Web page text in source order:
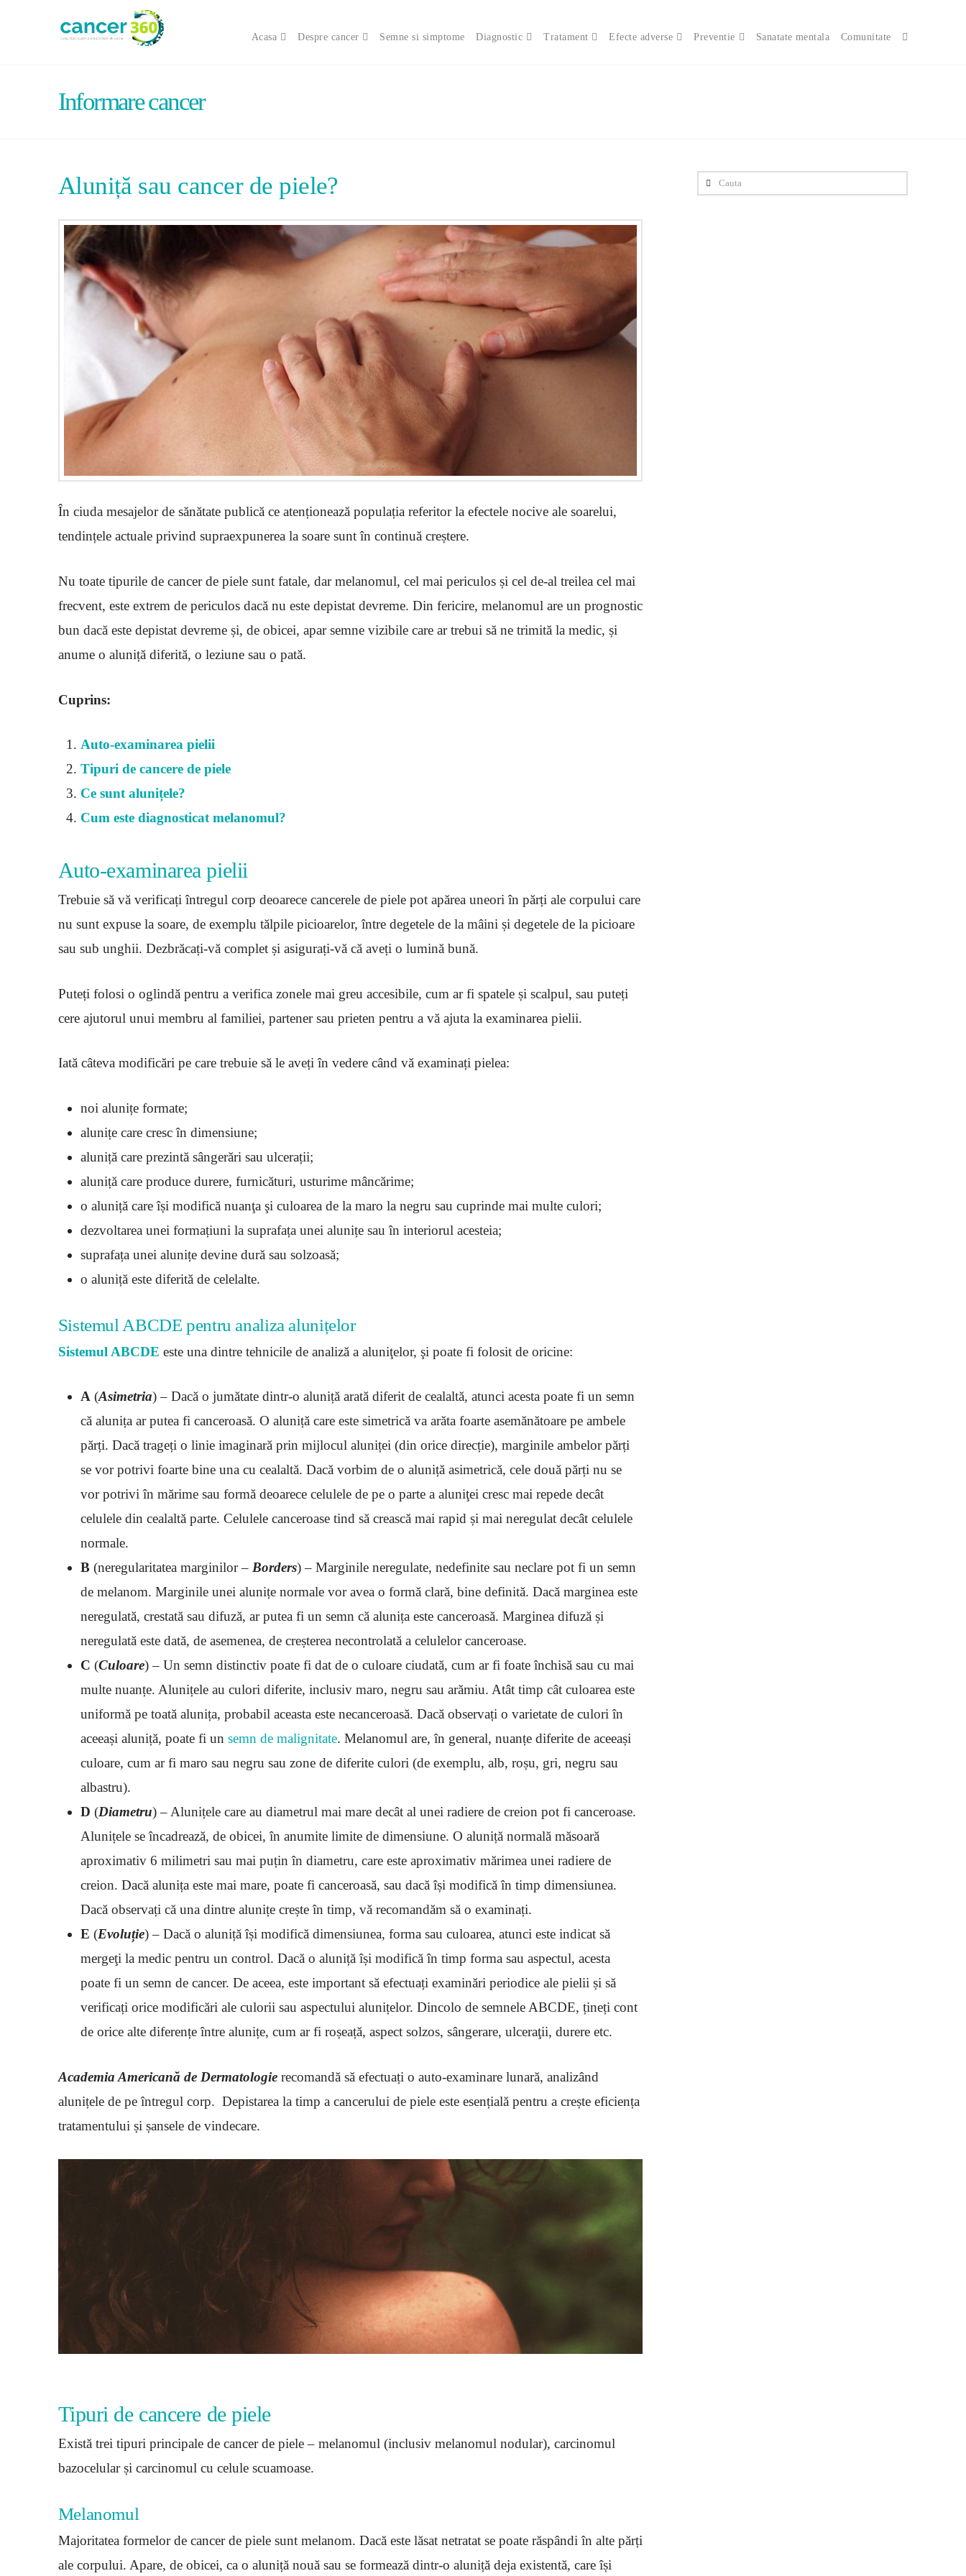
Acasa Despre cancer Semne si simptome Diagnostic Tratament Efecte adverse Preventie Sanatate mentala Comunitate
Informare cancer
Aluniță sau cancer de piele?
În ciuda mesajelor de sănătate publică ce atenționează populația referitor la efectele nocive ale soarelui,
tendințele actuale privind supraexpunerea la soare sunt în continuă creștere.
Nu toate tipurile de cancer de piele sunt fatale, dar melanomul, cel mai periculos și cel de-al treilea cel mai
frecvent, este extrem de periculos dacă nu este depistat devreme. Din fericire, melanomul are un prognostic
bun dacă este depistat devreme și, de obicei, apar semne vizibile care ar trebui să ne trimită la medic, și
anume o aluniță diferită, o leziune sau o pată.
Cuprins:
Auto-examinarea pielii
Tipuri de cancere de piele
Ce sunt alunițele?
Cum este diagnosticat melanomul?
Auto-examinarea pielii
Trebuie să vă verificați întregul corp deoarece cancerele de piele pot apărea uneori în părți ale corpului care
nu sunt expuse la soare, de exemplu tălpile picioarelor, între degetele de la mâini și degetele de la picioare
sau sub unghii. Dezbrăcați-vă complet și asigurați-vă că aveți o lumină bună.
Puteți folosi o oglindă pentru a verifica zonele mai greu accesibile, cum ar fi spatele și scalpul, sau puteți
cere ajutorul unui membru al familiei, partener sau prieten pentru a vă ajuta la examinarea pielii.
Iată câteva modificări pe care trebuie să le aveți în vedere când vă examinați pielea:
noi alunițe formate;
alunițe care cresc în dimensiune;
aluniță care prezintă sângerări sau ulcerații;
aluniță care produce durere, furnicături, usturime mâncărime;
o aluniță care își modifică nuanţa şi culoarea de la maro la negru sau cuprinde mai multe culori;
dezvoltarea unei formațiuni la suprafața unei alunițe sau în interiorul acesteia;
suprafața unei alunițe devine dură sau solzoasă;
o aluniță este diferită de celelalte.
Sistemul ABCDE pentru analiza alunițelor
Sistemul ABCDE este una dintre tehnicile de analiză a aluniţelor, şi poate fi folosit de oricine:
A (Asimetria) – Dacă o jumătate dintr-o aluniță arată diferit de cealaltă, atunci acesta poate fi un semn
că alunița ar putea fi canceroasă. O aluniță care este simetrică va arăta foarte asemănătoare pe ambele
părți. Dacă trageți o linie imaginară prin mijlocul aluniței (din orice direcție), marginile ambelor părți
se vor potrivi foarte bine una cu cealaltă. Dacă vorbim de o aluniță asimetrică, cele două părți nu se
vor potrivi în mărime sau formă deoarece celulele de pe o parte a aluniţei cresc mai repede decât
celulele din cealaltă parte. Celulele canceroase tind să crească mai rapid și mai neregulat decât celulele
normale.
B (neregularitatea marginilor –Borders) – Marginile neregulate, nedefinite sau neclare pot fi un semn
de melanom. Marginile unei alunițe normale vor avea o formă clară, bine definită. Dacă marginea este
neregulată, crestată sau difuză, ar putea fi un semn că alunița este canceroasă. Marginea difuză și
neregulată este dată, de asemenea, de creșterea necontrolată a celulelor canceroase.
C (Culoare) – Un semn distinctiv poate fi dat de o culoare ciudată, cum ar fi foate închisă sau cu mai
multe nuanțe. Alunițele au culori diferite, inclusiv maro, negru sau arămiu. Atât timp cât culoarea este
uniformă pe toată alunița, probabil aceasta este necanceroasă. Dacă observați o varietate de culori în
aceeași aluniță, poate fi unsemn de malignitate. Melanomul are, în general, nuanțe diferite de aceeași
culoare, cum ar fi maro sau negru sau zone de diferite culori (de exemplu, alb, roșu, gri, negru sau
albastru).
D (Diametru) – Alunițele care au diametrul mai mare decât al unei radiere de creion pot fi canceroase.
Alunițele se încadrează, de obicei, în anumite limite de dimensiune. O aluniță normală măsoară
aproximativ 6 milimetri sau mai puțin în diametru, care este aproximativ mărimea unei radiere de
creion. Dacă alunița este mai mare, poate fi canceroasă, sau dacă își modifică în timp dimensiunea.
Dacă observați că una dintre alunițe crește în timp, vă recomandăm să o examinați.
E (Evoluție) – Dacă o aluniță își modifică dimensiunea, forma sau culoarea, atunci este indicat să
mergeţi la medic pentru un control. Dacă o aluniță își modifică în timp forma sau aspectul, acesta
poate fi un semn de cancer. De aceea, este important să efectuați examinări periodice ale pielii și să
verificați orice modificări ale culorii sau aspectului alunițelor. Dincolo de semnele ABCDE, țineți cont
de orice alte diferențe între alunițe, cum ar fi roșeață, aspect solzos, sângerare, ulceraţii, durere etc.
Academia Americană de Dermatologierecomandă să efectuați o auto-examinare lunară, analizând
alunițele de pe întregul corp. Depistarea la timp a cancerului de piele este esențială pentru a crește eficiența
tratamentului și șansele de vindecare.
Tipuri de cancere de piele
Există trei tipuri principale de cancer de piele – melanomul (inclusiv melanomul nodular), carcinomul
bazocelular și carcinomul cu celule scuamoase.
Melanomul
Majoritatea formelor de cancer de piele sunt melanom. Dacă este lăsat netratat se poate răspândi în alte părți
ale corpului. Apare, de obicei, ca o aluniță nouă sau se formează dintr-o aluniță deja existentă, care își
Cauta